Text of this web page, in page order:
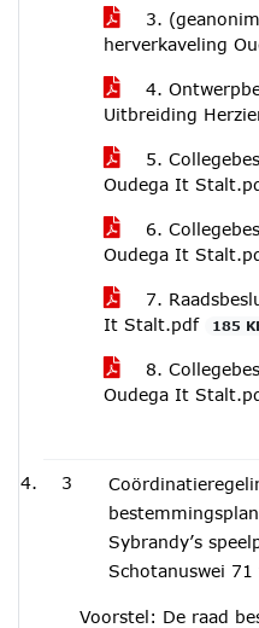
3.
herverkaveling
4.
Uitbreiding
5.
Oudega It
6.
Oudega It
7.
It Stalt.pdf
185
8.
Oudega It
3
Sybrandy’s
Schotanuswei
Voorstel: De raad